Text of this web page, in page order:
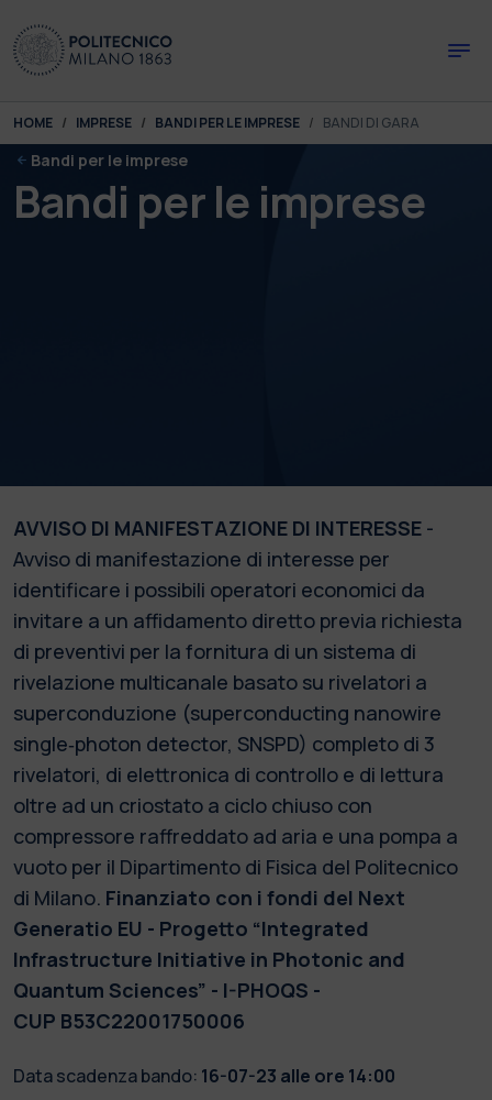
You are here:
HOME IMPRESE BANDI PER LE IMPRESE BANDI DI GARA
Bandi per le imprese
Bandi per le imprese
AVVISO DI MANIFESTAZIONE DI INTERESSE -
Avviso di manifestazione di interesse per
identificare i possibili operatori economici da
invitare a un affidamento diretto previa richiesta
di preventivi per la fornitura di un sistema di
rivelazione multicanale basato su rivelatori a
superconduzione (superconducting nanowire
single‐photon detector, SNSPD) completo di 3
rivelatori, di elettronica di controllo e di lettura
oltre ad un criostato a ciclo chiuso con
compressore raffreddato ad aria e una pompa a
vuoto per il Dipartimento di Fisica del Politecnico
di Milano. Finanziato con i fondi del Next
Generatio EU - Progetto “Integrated
Infrastructure Initiative in Photonic and
Quantum Sciences” - I-PHOQS -
CUP B53C22001750006
Data scadenza bando: 16-07-23 alle ore 14:00